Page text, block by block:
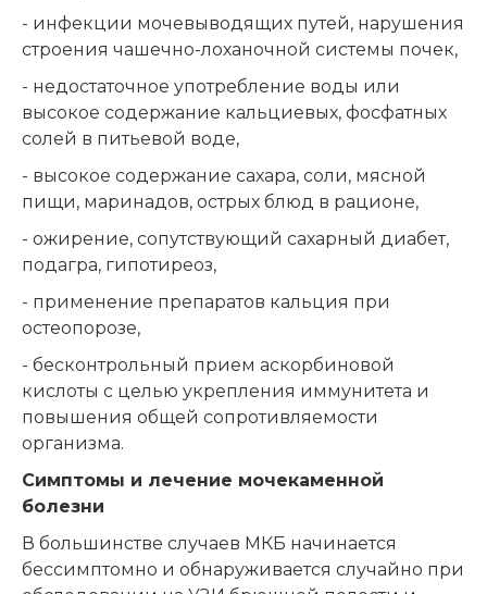
- инфекции мочевыводящих путей, нарушения
строения чашечно-лоханочной системы почек,
- недостаточное употребление воды или
высокое содержание кальциевых, фосфатных
солей в питьевой воде,
- высокое содержание сахара, соли, мясной
пищи, маринадов, острых блюд в рационе,
- ожирение, сопутствующий сахарный диабет,
подагра, гипотиреоз,
- применение препаратов кальция при
остеопорозе,
- бесконтрольный прием аскорбиновой
кислоты с целью укрепления иммунитета и
повышения общей сопротивляемости
организма.
Симптомы и лечение мочекаменной
болезни
В большинстве случаев МКБ начинается
бессимптомно и обнаруживается случайно при